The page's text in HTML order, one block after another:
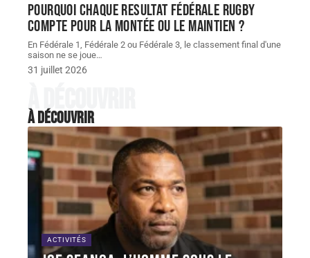
Pourquoi chaque resultat Fédérale Rugby
compte pour la montée ou le maintien ?
En Fédérale 1, Fédérale 2 ou Fédérale 3, le classement final d'une
saison ne se joue…
31 juillet 2026
À découvrir
À découvrir
ACTIVITÉS